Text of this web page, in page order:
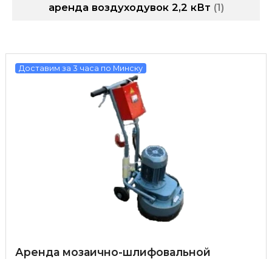
аренда воздуходувок 2,2 кВт 1
Доставим за 3 часа по Минску
Аренда мозаично-шлифовальной